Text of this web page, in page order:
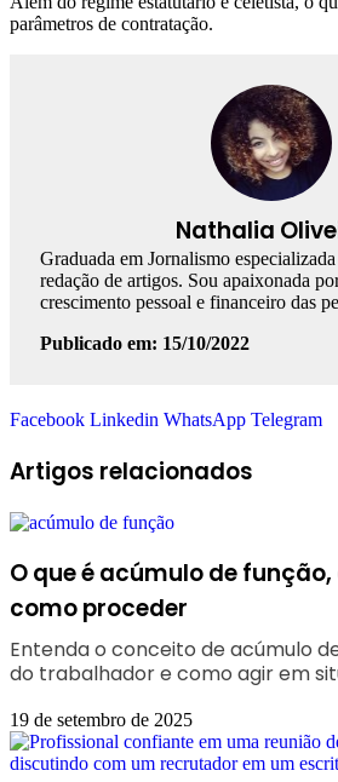
parâmetros de contratação.
Nathalia
Graduada em Jornalismo
redação de artigos. Sou apaixonada
crescimento pessoal e financeiro das
Publicado em: 15/10/2022
Facebook Linkedin WhatsApp Telegram
Artigos relacionados
O que é acúmulo de função,
como proceder
Entenda o conceito de acúmulo
do trabalhador e como agir em
19 de setembro de 2025